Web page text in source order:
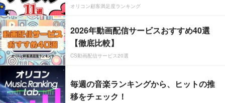
オリコン顧客満足度ランキング
2026年動画配信サービスおすすめ40選
【徹底比較】
CS動画配信サービス20選
毎週の音楽ランキングから、ヒットの推
移をチェック！